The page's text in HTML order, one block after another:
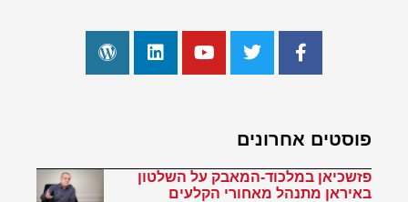
פוסטים אחרונים
פזשכיאן במלכוד-המאבק על השלטון
באיראן מתנהל מאחורי הקלעים